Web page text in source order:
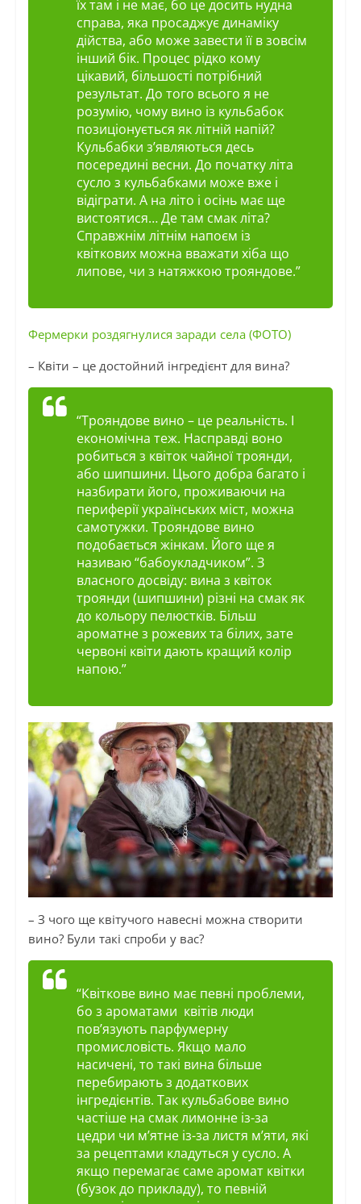
їх там і не має, бо це досить нудна
справа, яка просаджує динаміку
дійства, або може завести її в зовсім
інший бік. Процес рідко кому
цікавий, більшості потрібний
результат. До того всього я не
розумію, чому вино із кульбабок
позиціонується як літній напій?
Кульбабки з’являються десь
посередині весни. До початку літа
сусло з кульбабками може вже і
відіграти. А на літо і осінь має ще
вистоятися… Де там смак літа?
Справжнім літнім напоєм із
квіткових можна вважати хіба що
липове, чи з натяжкою трояндове.”
Фермерки роздягнулися заради села (ФОТО)
– Квіти – це достойний інгредієнт для вина?
“Трояндове вино – це реальність. І
економічна теж. Насправді воно
робиться з квіток чайної троянди,
або шипшини. Цього добра багато і
назбирати його, проживаючи на
периферії українських міст, можна
самотужки. Трояндове вино
подобається жінкам. Його ще я
називаю “бабоукладчиком”. З
власного досвіду: вина з квіток
троянди (шипшини) різні на смак як
до кольору пелюстків. Більш
ароматне з рожевих та білих, зате
червоні квіти дають кращий колір
напою.”
– З чого ще квітучого навесні можна створити
вино? Були такі спроби у вас?
“Квіткове вино має певні проблеми,
бо з ароматами квітів люди
пов’язують парфумерну
промисловість. Якщо мало
насичені, то такі вина більше
перебирають з додаткових
інгредієнтів. Так кульбабове вино
частіше на смак лимонне із-за
цедри чи м’ятне із-за листя м’яти, які
за рецептами кладуться у сусло. А
якщо перемагає саме аромат квітки
(бузок до прикладу), то певній